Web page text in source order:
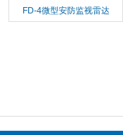
FD-4微型安防监视雷达